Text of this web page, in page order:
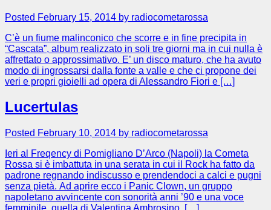
Posted February 15, 2014 by radiocometarossa
C’è un fiume malinconico che scorre e in fine precipita in
“Cascata”, album realizzato in soli tre giorni ma in cui nulla è
affrettato o approssimativo. E’ un disco maturo, che ha avuto
modo di ingrossarsi dalla fonte a valle e che ci propone dei
veri e propri gioielli ad opera di Alessandro Fiori e […]
Lucertulas
Posted February 10, 2014 by radiocometarossa
Ieri al Freqency di Pomigliano D’Arco (Napoli) la Cometa
Rossa si è imbattuta in una serata in cui il Rock ha fatto da
padrone regnando indiscusso e prendendoci a calci e pugni
senza pietà. Ad aprire ecco i Panic Clown, un gruppo
napoletano avvincente con sonorità anni ’90 e una voce